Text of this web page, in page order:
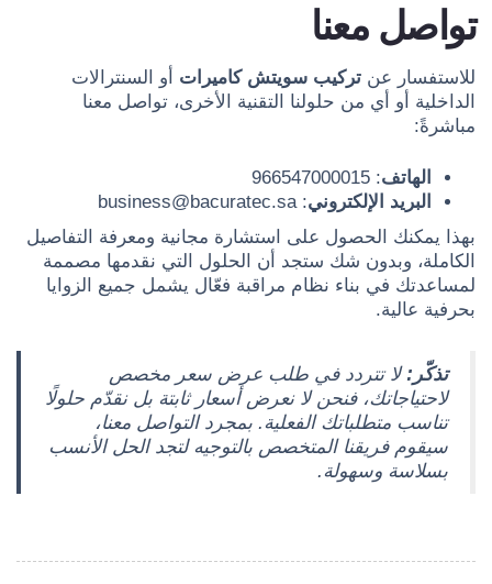
تواصل معنا
للاستفسار عن تركيب سويتش كاميرات أو السنترالات
الداخلية أو أي من حلولنا التقنية الأخرى، تواصل معنا
مباشرةً:
الهاتف: 966547000015
البريد الإلكتروني:
business@bacuratec.sa
بهذا يمكنك الحصول على استشارة مجانية ومعرفة التفاصيل
الكاملة، وبدون شك ستجد أن الحلول التي نقدمها مصممة
لمساعدتك في بناء نظام مراقبة فعّال يشمل جميع الزوايا
بحرفية عالية.
تذكّر: لا تتردد في طلب عرض سعر مخصص
لاحتياجاتك، فنحن لا نعرض أسعار ثابتة بل نقدّم حلولًا
تناسب متطلباتك الفعلية. بمجرد التواصل معنا،
سيقوم فريقنا المتخصص بالتوجيه لتجد الحل الأنسب
بسلاسة وسهولة.